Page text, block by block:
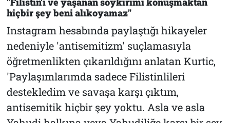
hiçbir şey beni alıkoyamaz"
Instagram hesabında paylaştığı hikayeler
nedeniyle 'antisemitizm' suçlamasıyla
öğretmenlikten çıkarıldığını anlatan Kurtic,
'Paylaşımlarımda sadece Filistinlileri
destekledim ve savaşa karşı çıktım,
antisemitik hiçbir şey yoktu. Asla ve asla